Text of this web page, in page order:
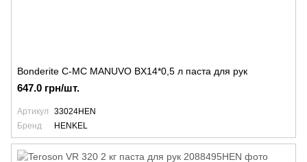
Bonderite C-MC MANUVO BX14*0,5 л паста для рук
647.0 грн/шт.
Артикул
33024HEN
Бренд
HENKEL